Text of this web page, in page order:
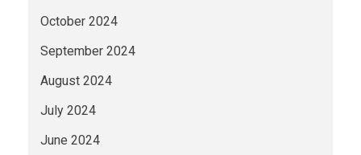
October 2024
September 2024
August 2024
July 2024
June 2024